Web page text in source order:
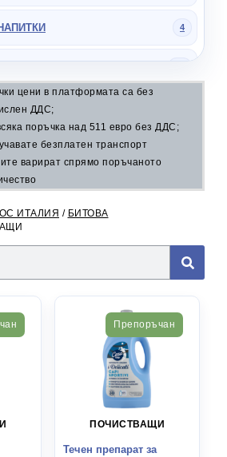
4
16
цени в платформата са без
ДДС;
поръчка над 511 евро без ДДС;
безплатен транспорт
варират спрямо поръчаното
ИТАЛИЯ / БИТОВА
Препоръчан
ПОЧИСТВАЩИ
Течен препарат за